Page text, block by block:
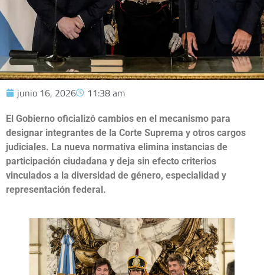
junio 16, 2026 11:38 am
El Gobierno oficializó cambios en el mecanismo para
designar integrantes de la Corte Suprema y otros cargos
judiciales. La nueva normativa elimina instancias de
participación ciudadana y deja sin efecto criterios
vinculados a la diversidad de género, especialidad y
representación federal.